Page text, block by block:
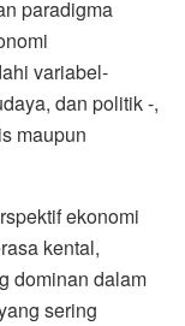
paradigma
variabel-
dan politik -,
maupun
ekonomi
kental,
dominan dalam
sering